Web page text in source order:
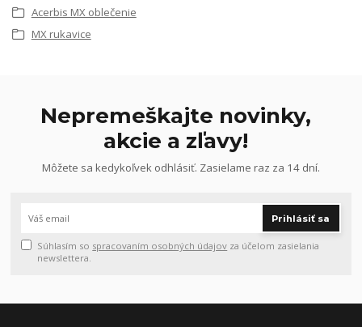
Acerbis MX oblečenie
MX rukavice
Nepremeškajte novinky,
akcie a zľavy!
Môžete sa kedykoľvek odhlásiť. Zasielame raz za 14 dní.
Prihlásiť sa
Súhlasím so spracovaním osobných údajov za účelom zasielania
newslettera.